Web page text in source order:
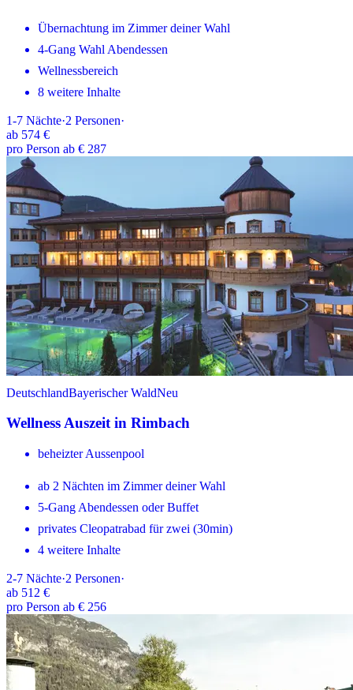
Übernachtung im Zimmer deiner Wahl
4-Gang Wahl Abendessen
Wellnessbereich
8 weitere Inhalte
1-7 Nächte·2 Personen·
ab 574 €
pro Person ab € 287
DeutschlandBayerischer WaldNeu
Wellness Auszeit in Rimbach
beheizter Aussenpool
ab 2 Nächten im Zimmer deiner Wahl
5-Gang Abendessen oder Buffet
privates Cleopatrabad für zwei (30min)
4 weitere Inhalte
2-7 Nächte·2 Personen·
ab 512 €
pro Person ab € 256